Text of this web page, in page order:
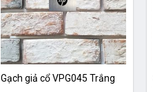
Gạch giả cổ VPG045 Trắng